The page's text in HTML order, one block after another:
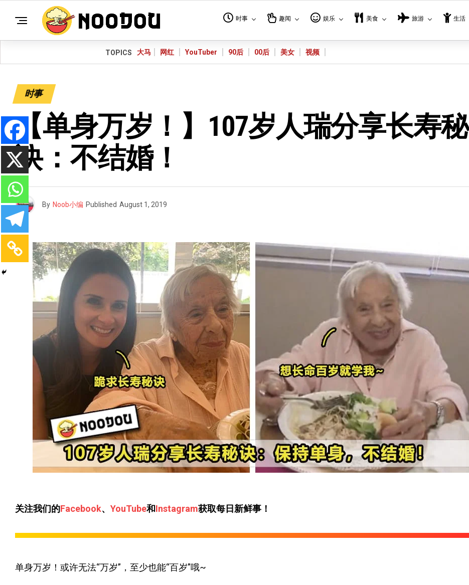
时事 趣闻 娱乐 美食 旅游 生活
TOPICS 大马 网红 YouTuber 90后 00后 美女 视频
时事
【单身万岁！】107岁人瑞分享长寿秘
诀：不结婚！
By Noob小编 Published August 1, 2019
关注我们的Facebook、 YouTube和Instagram获取每日新鲜事！
单身万岁！或许无法“万岁”，至少也能“百岁”哦~